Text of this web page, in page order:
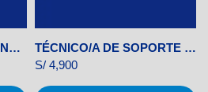
SUPERVISOR/A DE ATENCIÓN AL CLIENTE TÉCNICO/A DE SOPORTE EN TELECOMUNICACIONES
S/ 4,900